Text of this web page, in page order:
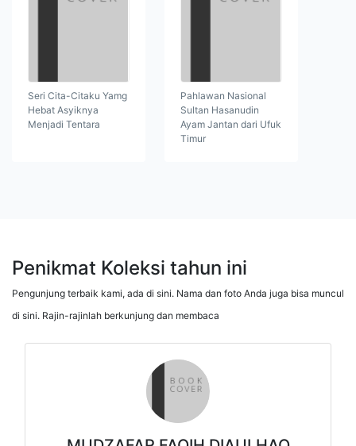
Seri Cita-Citaku Yamg
Hebat Asyiknya
Menjadi Tentara
Pahlawan Nasional
Sultan Hasanudin
Ayam Jantan dari Ufuk
Timur
Penikmat Koleksi tahun ini
Pengunjung terbaik kami, ada di sini. Nama dan foto Anda juga bisa muncul
di sini. Rajin-rajinlah berkunjung dan membaca